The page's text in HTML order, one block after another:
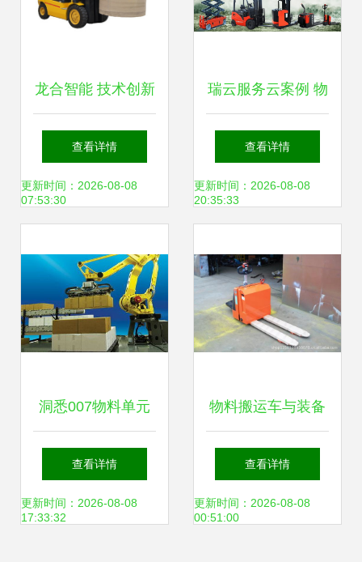
龙合智能 技术创新
引领物流行业智能
化发展
查看详情
更新时间：2026-08-08
07:53:30
瑞云服务云案例 物
料搬运装备制造企
业的服务数字化转
径
查看详情
更新时间：2026-08-08
20:35:33
洞悉007物料单元
探寻物料搬运装备
的高效之选
查看详情
更新时间：2026-08-08
17:33:32
物料搬运车与装备
制造 驱动现代物流
与工业4.0的核心力
查看详情
更新时间：2026-08-08
00:51:00